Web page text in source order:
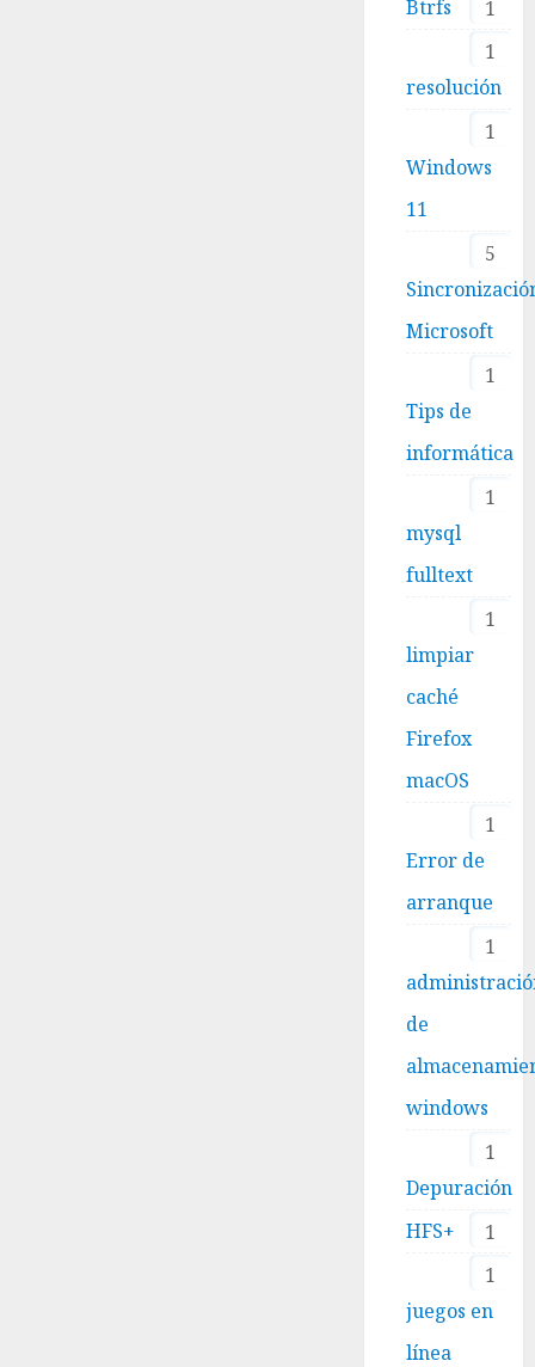
1
Btrfs
1
resolución
1
Windows
11
5
Microsoft
1
Tips de
informática
1
mysql
fulltext
1
limpiar
caché
Firefox
macOS
1
Error de
arranque
1
de
windows
1
Depuración
1
HFS+
1
juegos en
línea